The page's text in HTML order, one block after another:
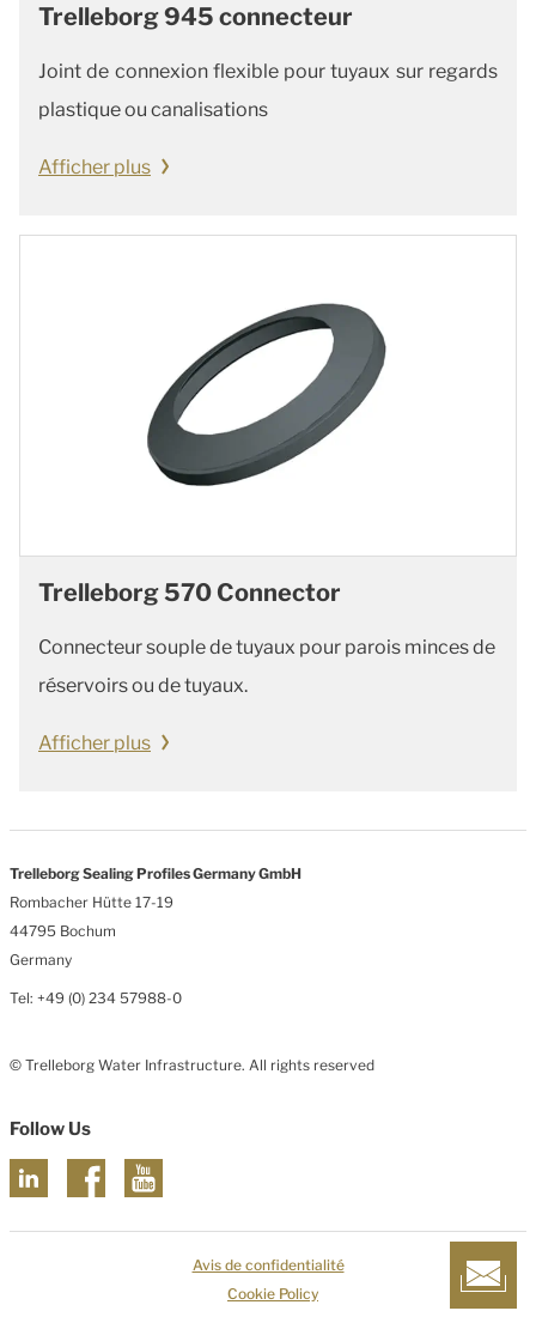
Trelleborg 945 connecteur
Joint de connexion flexible pour tuyaux sur regards
plastique ou canalisations
Afficher plus
Trelleborg 570 Connector
Connecteur souple de tuyaux pour parois minces de
réservoirs ou de tuyaux.
Afficher plus
Trelleborg Sealing Profiles Germany GmbH
Rombacher Hütte 17-19
44795 Bochum
Germany
Tel: +49 (0) 234 57988-0
© Trelleborg Water Infrastructure. All rights reserved
Follow Us
Avis de confidentialité
Cookie Policy